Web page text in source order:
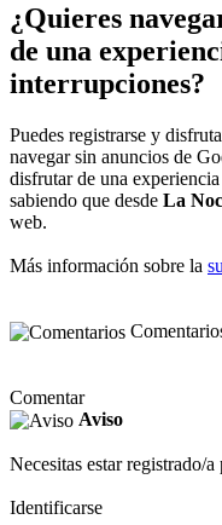
¿Quieres
de una
interrupciones?
Puedes registrarse y
navegar sin anuncios de
disfrutar de una
sabiendo que desde La
web.
Más información sobre la
Comentar
Aviso
Necesitas estar registrado/
Identificarse